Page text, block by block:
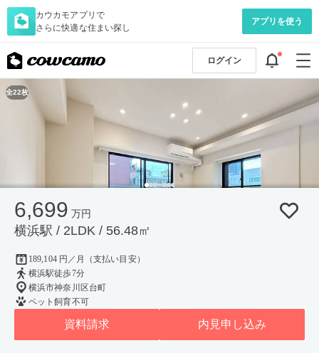
カウカモアプリで
さらに快適な住まい探し
アプリを使う
ログイン
全22枚
6,699 万円
横浜駅 / 2LDK / 56.48㎡
189,104 円／月（支払い目安）
横浜駅徒歩7分
横浜市神奈川区台町
ペット飼育不可
資料請求 内見申し込み